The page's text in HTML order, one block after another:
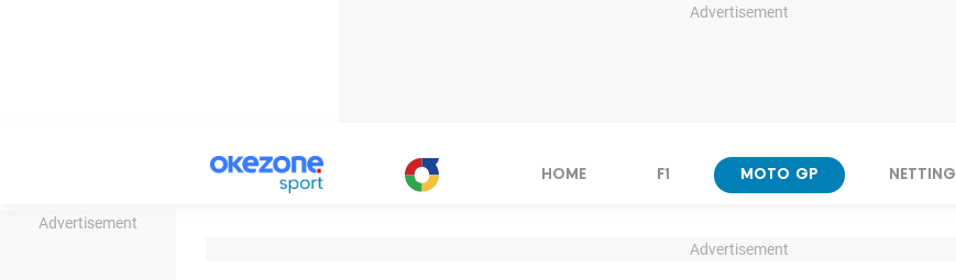
Advertisement
Advertisement
HOME F1 MOTO GP NETTING
Advertisement